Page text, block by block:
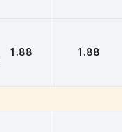
1.88 1.88